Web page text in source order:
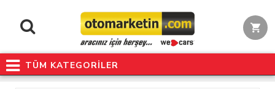
TÜM KATEGORİLER